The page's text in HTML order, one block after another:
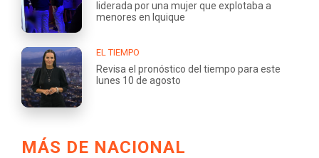
liderada por una mujer que explotaba a
menores en Iquique
EL TIEMPO
Revisa el pronóstico del tiempo para este
lunes 10 de agosto
MÁS DE NACIONAL